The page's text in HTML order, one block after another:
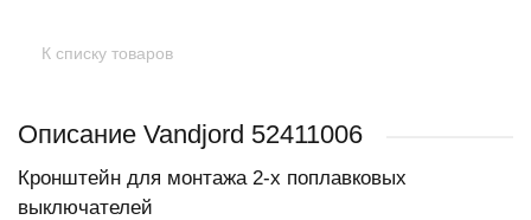
К списку товаров
Описание Vandjord 52411006
Кронштейн для монтажа 2-х поплавковых
выключателей